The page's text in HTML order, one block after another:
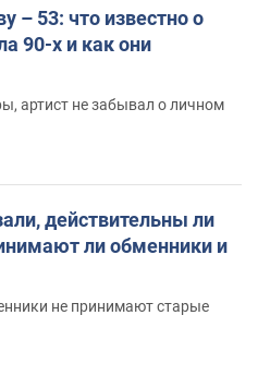
– 53: что известно о
90-х и как они
артист не забывал о личном
действительны ли
ли обменники и
не принимают старые